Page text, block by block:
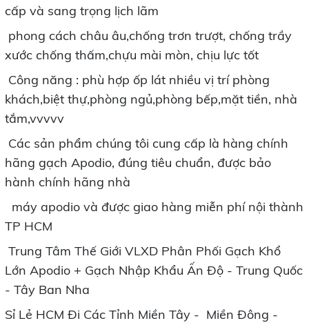
cấp và sang trọng lịch lãm
phong cách châu âu,chống trơn trượt, chống trầy
xước chống thấm,chựu mài mòn, chịu lực tốt
Công năng : phù hợp ốp lát nhiều vị trí phòng
khách,biệt thự,phòng ngủ,phòng bếp,mặt tiền, nhà
tắm,vvvvv
Các sản phẩm chúng tôi cung cấp là hàng chính
hãng gạch Apodio, đúng tiêu chuẩn, được bảo
hành chính hãng nhà
máy apodio và được giao hàng miễn phí nội thành
TP HCM
Trung Tâm Thế Giới VLXD Phân Phối Gạch Khổ
Lớn Apodio + Gạch Nhập Khẩu Ấn Độ - Trung Quốc
- Tây Ban Nha
Sỉ Lẻ HCM Đi Các Tỉnh Miền Tây - Miền Đông -